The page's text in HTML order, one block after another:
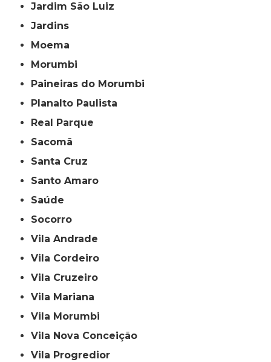
Jardim São Luiz
Jardins
Moema
Morumbi
Paineiras do Morumbi
Planalto Paulista
Real Parque
Sacomã
Santa Cruz
Santo Amaro
Saúde
Socorro
Vila Andrade
Vila Cordeiro
Vila Cruzeiro
Vila Mariana
Vila Morumbi
Vila Nova Conceição
Vila Progredior